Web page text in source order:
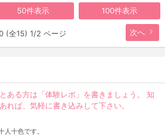
50件表示 100件表示
次へ
(全15) 1/2 ページ
ある方は「体験レポ」を書きましょう。 知
れば、気軽に書き込みして下さい。
人十色です。